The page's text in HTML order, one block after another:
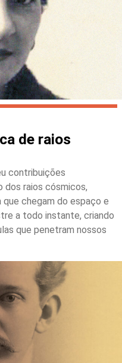
de raios
contribuições
dos raios cósmicos,
chegam do espaço e
a todo instante, criando
que penetram nossos